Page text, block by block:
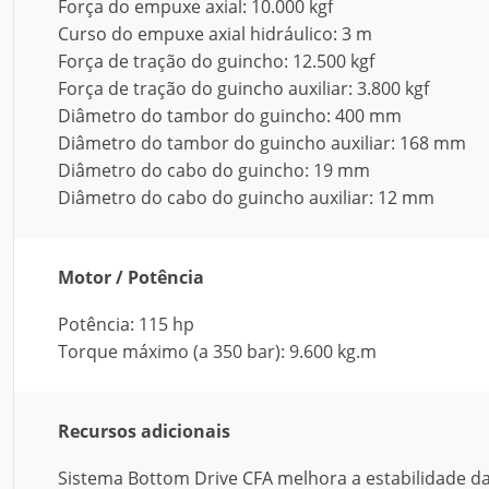
Força do empuxe axial: 10.000 kgf
Curso do empuxe axial hidráulico: 3 m
Força de tração do guincho: 12.500 kgf
Força de tração do guincho auxiliar: 3.800 kgf
Diâmetro do tambor do guincho: 400 mm
Diâmetro do tambor do guincho auxiliar: 168 mm
Diâmetro do cabo do guincho: 19 mm
Diâmetro do cabo do guincho auxiliar: 12 mm
Motor / Potência
Potência: 115 hp
Torque máximo (a 350 bar): 9.600 kg.m
Recursos adicionais
Sistema Bottom Drive CFA melhora a estabilidade